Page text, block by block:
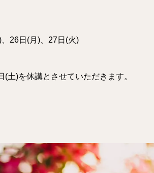
26日(月)、27日(火)
)を休講とさせていただきます。